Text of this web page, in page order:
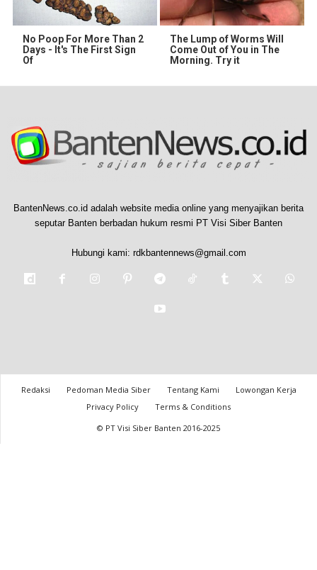
No Poop For More Than 2
Days - It's The First Sign
Of
The Lump of Worms Will
Come Out of You in The
Morning. Try it
BantenNews.co.id adalah website media online yang menyajikan berita
seputar Banten berbadan hukum resmi PT Visi Siber Banten
Hubungi kami: rdkbantennews@gmail.com
Redaksi Pedoman Media Siber Tentang Kami
Lowongan Kerja
Privacy Policy
Terms & Conditions
© PT Visi Siber Banten 2016-2025